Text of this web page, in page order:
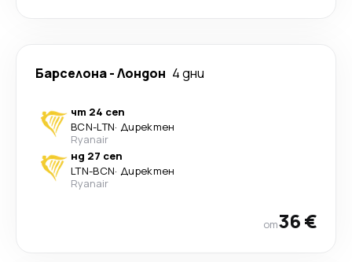
Барселона-Лондон 4 дни
чт 24 сеп
BCN-LTN· Директен
Ryanair
нд 27 сеп
LTN-BCN· Директен
Ryanair
от36 €